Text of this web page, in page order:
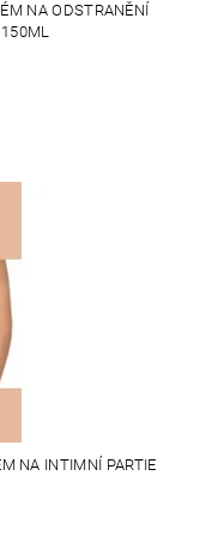
NA ODSTRANĚNÍ
NA INTIMNÍ PARTIE